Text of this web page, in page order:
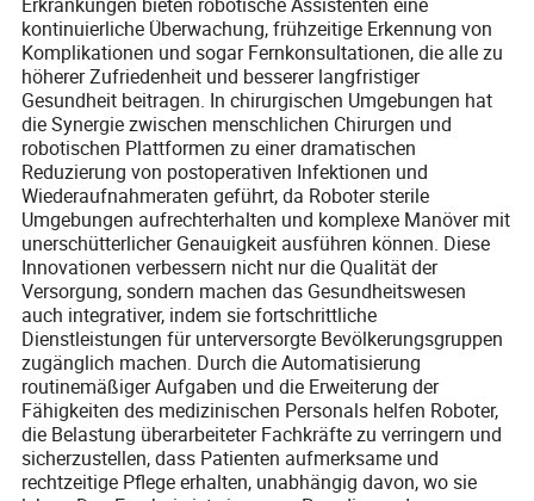
kontinuierliche Überwachung, frühzeitige Erkennung von
Komplikationen und sogar Fernkonsultationen, die alle zu
höherer Zufriedenheit und besserer langfristiger
Gesundheit beitragen. In chirurgischen Umgebungen hat
die Synergie zwischen menschlichen Chirurgen und
robotischen Plattformen zu einer dramatischen
Reduzierung von postoperativen Infektionen und
Wiederaufnahmeraten geführt, da Roboter sterile
Umgebungen aufrechterhalten und komplexe Manöver mit
unerschütterlicher Genauigkeit ausführen können. Diese
Innovationen verbessern nicht nur die Qualität der
Versorgung, sondern machen das Gesundheitswesen
auch integrativer, indem sie fortschrittliche
Dienstleistungen für unterversorgte Bevölkerungsgruppen
zugänglich machen. Durch die Automatisierung
routinemäßiger Aufgaben und die Erweiterung der
Fähigkeiten des medizinischen Personals helfen Roboter,
die Belastung überarbeiteter Fachkräfte zu verringern und
sicherzustellen, dass Patienten aufmerksame und
rechtzeitige Pflege erhalten, unabhängig davon, wo sie